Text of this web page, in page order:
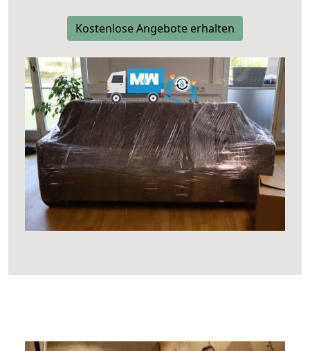
Kostenlose Angebote erhalten